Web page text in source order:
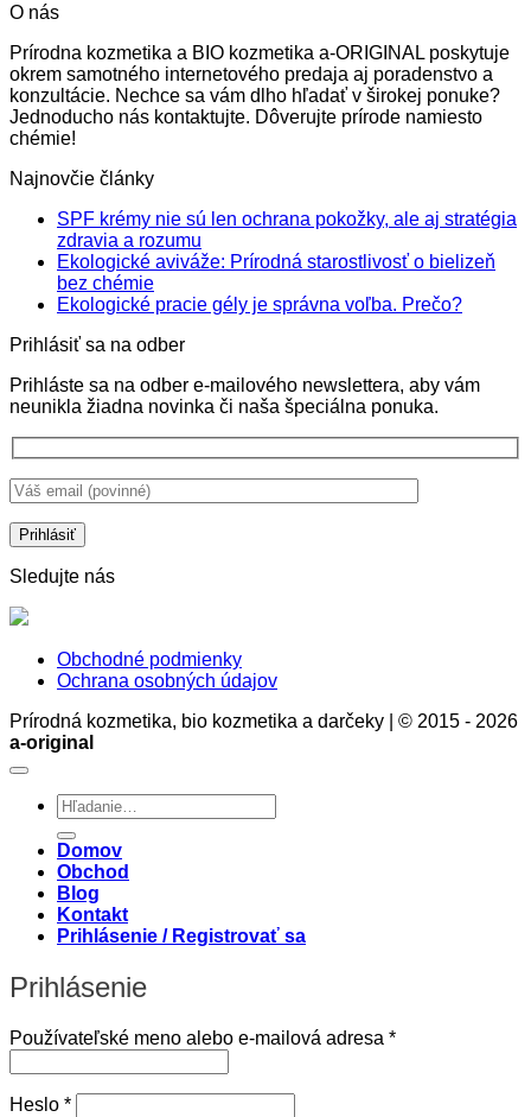
14.55€
O nás
Prírodna kozmetika a BIO kozmetika a-ORIGINAL poskytuje
okrem samotného internetového predaja aj poradenstvo a
konzultácie. Nechce sa vám dlho hľadať v širokej ponuke?
Jednoducho nás kontaktujte. Dôverujte prírode namiesto
chémie!
Najnovčie články
SPF krémy nie sú len ochrana pokožky, ale aj stratégia
zdravia a rozumu
komentáre
SPF
len
ochrana
Ekologické aviváže: Prírodná starostlivosť o bielizeň
bez chémieŽiadne
komentáre
Ekologické
Prírodná
starostlivosť
Ekologické pracie gély je správna voľba. Prečo?Žiadne
pracie
Prihlásiť sa na odber
Prihláste sa na odber e-mailového newslettera, aby vám
neunikla žiadna novinka či naša špeciálna ponuka.
Sledujte nás
Obchodné podmienky
Ochrana osobných údajov
Prírodná kozmetika, bio kozmetika a darčeky | © 2015 - 2026
a-original
Hľadať:
Domov
Obchod
Blog
Kontakt
Prihlásenie / Registrovať sa
Prihlásenie
Používateľské meno alebo e-mailová adresa *Povinné
Heslo *Povinné